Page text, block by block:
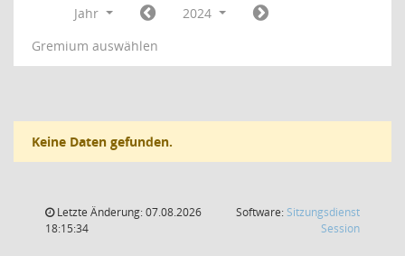
Jahr
2024
Gremium auswählen
Keine Daten gefunden.
Letzte Änderung: 07.08.2026
18:15:34
Software: Sitzungsdienst
Session(Wird in